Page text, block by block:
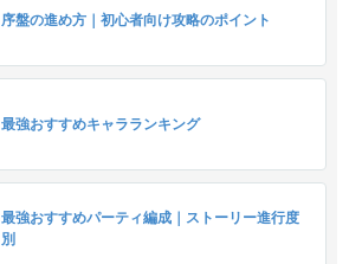
序盤の進め方｜初心者向け攻略のポイント
最強おすすめキャラランキング
最強おすすめパーティ編成｜ストーリー進行度
別